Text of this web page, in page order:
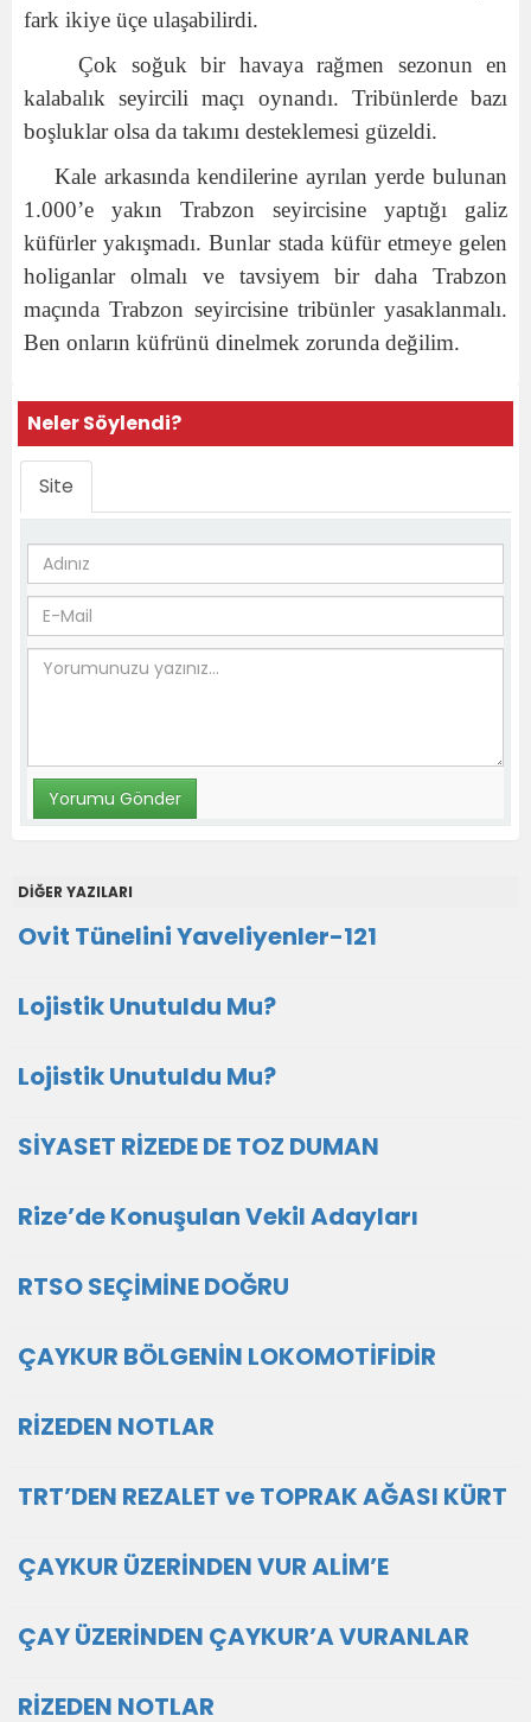
fark ikiye üçe ulaşabilirdi.
Çok soğuk bir havaya rağmen sezonun en
kalabalık seyircili maçı oynandı. Tribünlerde bazı
boşluklar olsa da takımı desteklemesi güzeldi.
Kale arkasında kendilerine ayrılan yerde bulunan
1.000’e yakın Trabzon seyircisine yaptığı galiz
küfürler yakışmadı. Bunlar stada küfür etmeye gelen
holiganlar olmalı ve tavsiyem bir daha Trabzon
maçında Trabzon seyircisine tribünler yasaklanmalı.
Ben onların küfrünü dinelmek zorunda değilim.
Neler Söylendi?
Site
DİĞER YAZILARI
Ovit Tünelini Yaveliyenler-121
Lojistik Unutuldu Mu?
Lojistik Unutuldu Mu?
SİYASET RİZEDE DE TOZ DUMAN
Rize’de Konuşulan Vekil Adayları
RTSO SEÇİMİNE DOĞRU
ÇAYKUR BÖLGENİN LOKOMOTİFİDİR
RİZEDEN NOTLAR
TRT’DEN REZALET ve TOPRAK AĞASI KÜRT
ÇAYKUR ÜZERİNDEN VUR ALİM’E
ÇAY ÜZERİNDEN ÇAYKUR’A VURANLAR
RİZEDEN NOTLAR